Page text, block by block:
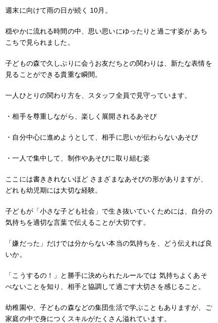
週末に向けて雨の日が続く 10月。
穏やかに流れる時間の中、思い思いにゆったりと過ごす姿が あち
こちで見られました。
子どもの森で久しぶりに会うお友だちとの関わりは、新たな表情を
見ることができる貴重な瞬間。
一人ひとりの関わり方を、スタッフ全員で見守っています。
・相手を尊重しながら、楽しく展開されるあそび
・自分中心に進めようとして、相手に思いが伝わらないあそび
・一人で集中して、制作やあそびに取り組む姿
ここには書ききれないほど さまざまなあそびの形がありますが、
どれも幼児期には大切な経験。
子どもが「小さな子ども社会」で生き抜いていくためには、自分の
気持ちを適切な言葉で伝えることが大切です。
「嫌だった」だけでは分からない本当の気持ちを、どう伝えれば良
いか。
「こうするの！」と勝手に決められたルールでは 気持ちよくあそ
べないことを知り、相手と協調して過ごす大切さを感じること。
幼稚園や、子どもの森などの集団生活で学ぶこともありますが、ご
家庭の中で身につくスキルがたくさん溢れています。